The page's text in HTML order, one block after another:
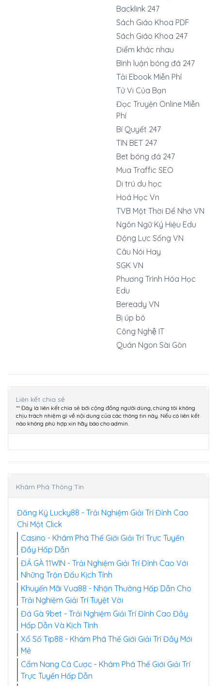
Backlink 247
Sách Giáo Khoa PDF
Sách Giáo Khoa 247
Điểm khác nhau
Bình luận bóng đá 247
Tải Ebook Miễn Phí
Tử Vi Của Bạn
Đọc Truyện Online Miễn
Phí
Bí Quyết 247
TIN BET 247
Bet bóng đá 247
Mua Traffic SEO
Di trú du học
Hoá Học Vn
TVB Một Thời Để Nhớ VN
Ngôn Ngữ Ký Hiệu Edu
Động Lực Sống VN
Câu Nói Hay
SGK VN
Phương Trình Hóa Học
Edu
Beready VN
Bị úp bô
Công Nghệ IT
Quán Ngon Sài Gòn
Liên kết chia sẻ
** Đây là liên kết chia sẻ bới cộng đồng người dùng, chúng tôi không
chịu trách nhiệm gì về nội dung của các thông tin này. Nếu có liên kết
nào không phù hợp xin hãy báo cho admin.
Khám Phá Thông Tin
Đăng Ký Lucky88 - Trải Nghiệm Giải Trí Đỉnh Cao
Chỉ Một Click
Casino - Khám Phá Thế Giới Giải Trí Trực Tuyến
Đầy Hấp Dẫn
ĐÁ GÀ 11WIN - Trải Nghiệm Giải Trí Đỉnh Cao Với
Những Trận Đấu Kịch Tính
Khuyến Mãi Vua88 - Nhận Thưởng Hấp Dẫn Cho
Trải Nghiệm Giải Trí Tuyệt Vời
Đá Gà 9bet - Trải Nghiệm Giải Trí Đỉnh Cao Đầy
Hấp Dẫn Và Kịch Tính
Xổ Số Tip88 - Khám Phá Thế Giới Giải Trí Đầy Mới
Mẻ
Cẩm Nang Cá Cược - Khám Phá Thế Giới Giải Trí
Trực Tuyến Hấp Dẫn